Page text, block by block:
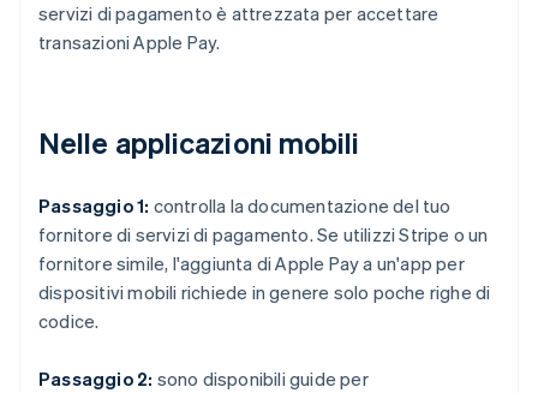
servizi di pagamento è attrezzata per accettare
transazioni Apple Pay.
Nelle applicazioni mobili
Passaggio 1: controlla la documentazione del tuo
fornitore di servizi di pagamento. Se utilizzi Stripe o un
fornitore simile, l'aggiunta di Apple Pay a un'app per
dispositivi mobili richiede in genere solo poche righe di
codice.
Passaggio 2: sono disponibili guide per